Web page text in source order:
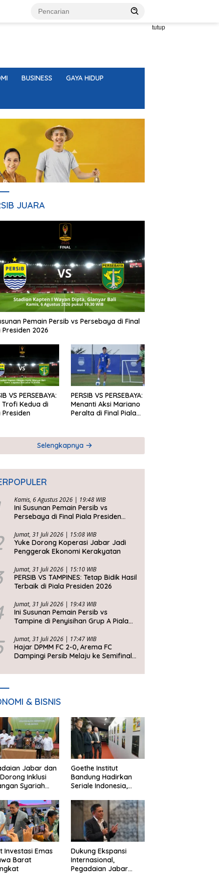
tutup
BUSINESS GAYA HIDUP
JUARA
Pemain Persib vs Persebaya di Final
Presiden 2026
VS PERSEBAYA:
Trofi Kedua di
Presiden
PERSIB VS PERSEBAYA:
Menanti Aksi Mariano
Peralta di Final Piala
Selengkapnya
Kamis, 6 Agustus 2026 | 19:48 WIB
Ini Susunan Pemain Persib vs
Persebaya di Final Piala Presiden
Jumat, 31 Juli 2026 | 15:08 WIB
Yuke Dorong Koperasi Jabar Jadi
Penggerak Ekonomi Kerakyatan
Jumat, 31 Juli 2026 | 15:10 WIB
PERSIB VS TAMPINES: Tetap Bidik Hasil
Terbaik di Piala Presiden 2026
Jumat, 31 Juli 2026 | 19:43 WIB
Ini Susunan Pemain Persib vs
Tampine di Penyisihan Grup A Piala
Jumat, 31 Juli 2026 | 17:47 WIB
Hajar DPMM FC 2-0, Arema FC
Dampingi Persib Melaju ke Semifinal
& BISNIS
Jabar dan
Dorong Inklusi
Syariah
Goethe Institut
Bandung Hadirkan
Seriale Indonesia,
Global Industri Serial
Investasi Emas
Barat
Dukung Ekspansi
Internasional,
Pegadaian Jabar